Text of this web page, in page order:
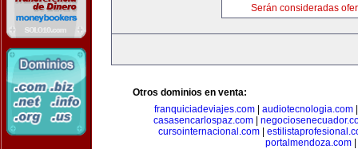
Serán consideradas
Otros dominios en venta:
franquiciadeviajes.com| audiotecnologia.com
casasencarlospaz.com|
cursointernacional.com|
portalmendoza.com